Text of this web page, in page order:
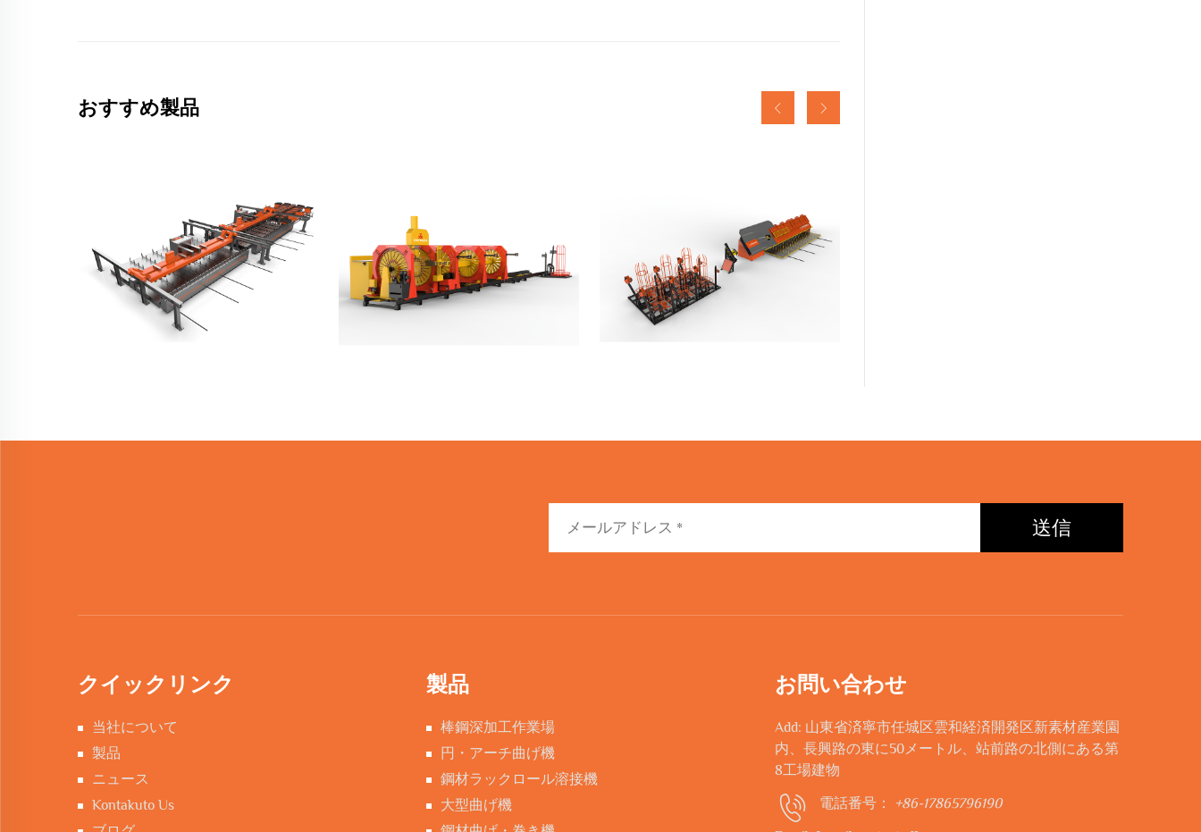
おすすめ製品
送信
クイックリンク
当社について
製品
ニュース
Kontakuto Us
製品
棒鋼深加工作業場
円・アーチ曲げ機
鋼材ラックロール溶接機
大型曲げ機
お問い合わせ
Add: 山東省済寧市任城区雲和経済開発区新素材産業園
内、長興路の東に50メートル、站前路の北側にある第
8工場建物
電話番号： +86-17865796190